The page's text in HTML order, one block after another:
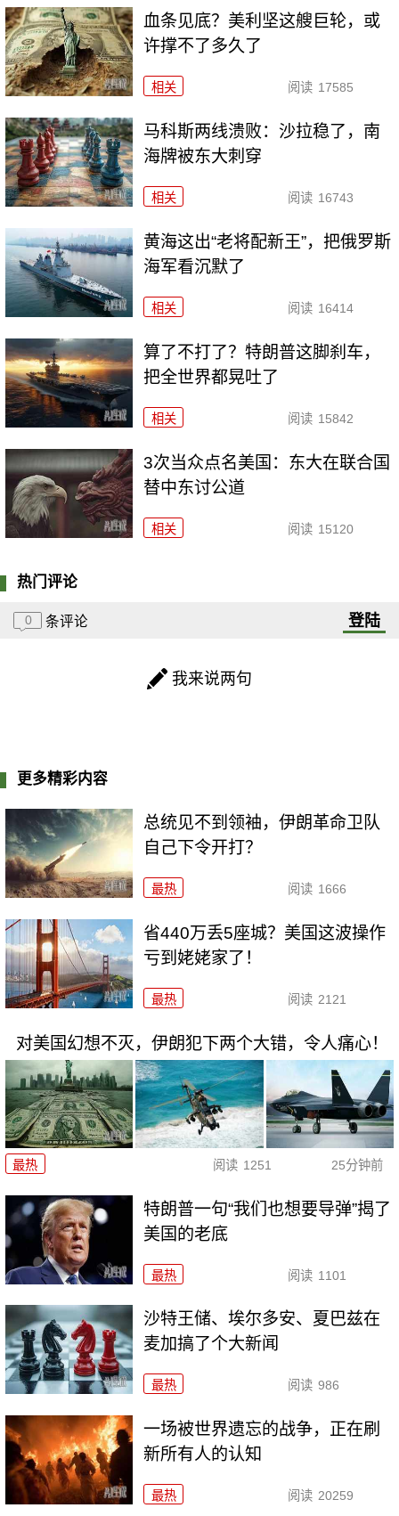
血条见底？美利坚这艘巨轮，或
许撑不了多久了
相关 阅读 17585
马科斯两线溃败：沙拉稳了，南
海牌被东大刺穿
相关 阅读 16743
黄海这出“老将配新王”，把俄罗斯
海军看沉默了
相关 阅读 16414
算了不打了？特朗普这脚刹车，
把全世界都晃吐了
相关 阅读 15842
3次当众点名美国：东大在联合国
替中东讨公道
相关 阅读 15120
热门评论
0 条评论 登陆
我来说两句
更多精彩内容
总统见不到领袖，伊朗革命卫队
自己下令开打？
最热 阅读 1666
省440万丢5座城？美国这波操作
亏到姥姥家了！
最热 阅读 2121
对美国幻想不灭，伊朗犯下两个大错，令人痛心！
最热 阅读 1251 25分钟前
特朗普一句“我们也想要导弹”揭了
美国的老底
最热 阅读 1101
沙特王储、埃尔多安、夏巴兹在
麦加搞了个大新闻
最热 阅读 986
一场被世界遗忘的战争，正在刷
新所有人的认知
最热 阅读 20259